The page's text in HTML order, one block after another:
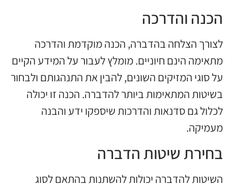
הכנה והדרכה
לצורך הצלחה בהדברה, הכנה מוקדמת והדרכה
מתאימה הינם חיוניים. מומלץ לעבור על המידע הקיים
על סוגי המזיקים השונים, להבין את התנהגותם ולבחור
בשיטות המתאימות ביותר להדברה. הכנה זו יכולה
לכלול גם סדנאות והדרכות שיספקו ידע והבנה
מעמיקה.
בחירת שיטות הדברה
השיטות להדברה יכולות להשתנות בהתאם לסוג